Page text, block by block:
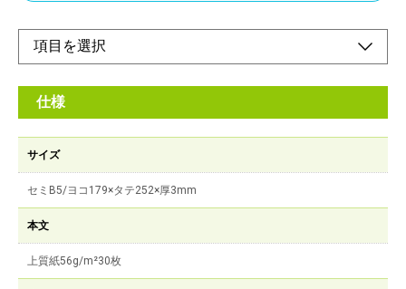
仕様
サイズ
セミB5/ヨコ179×タテ252×厚3mm
本文
上質紙56g/m²30枚